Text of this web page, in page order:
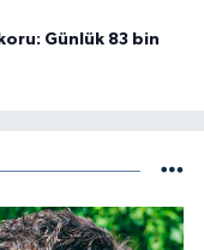
Günlük 83 bin